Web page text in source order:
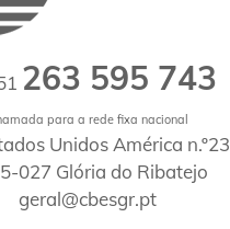
263 595 743
para a rede fixa nacional
Unidos América n.º23
027 Glória do Ribatejo
geral@cbesgr.pt